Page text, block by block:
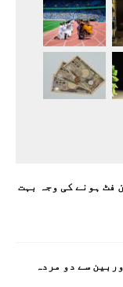
فٹ ہونے کی وجہ بہت
سے دو مردہ